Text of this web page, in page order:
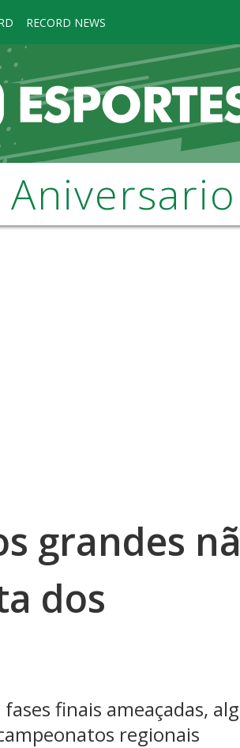
RECORD NEWS
Aniversario
grandes
dos
finais ameaçadas,
regionais